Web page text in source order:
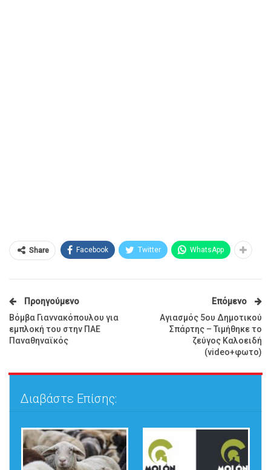
Share Facebook Twitter WhatsApp
Προηγούμενο
Βόμβα Γιαννακόπουλου για
εμπλοκή του στην ΠΑΕ
Παναθηναϊκός
Επόμενο
Αγιασμός 5ου Δημοτικού
Σπάρτης – Τιμήθηκε το
ζεύγος Καλοειδή
(video+φωτο)
Διαβάστε Επίσης: